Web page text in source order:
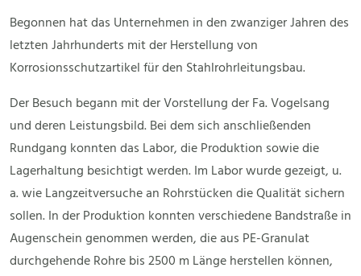
Begonnen hat das Unternehmen in den zwanziger Jahren des
letzten Jahrhunderts mit der Herstellung von
Korrosionsschutzartikel für den Stahlrohrleitungsbau.
Der Besuch begann mit der Vorstellung der Fa. Vogelsang
und deren Leistungsbild. Bei dem sich anschließenden
Rundgang konnten das Labor, die Produktion sowie die
Lagerhaltung besichtigt werden. Im Labor wurde gezeigt, u.
a. wie Langzeitversuche an Rohrstücken die Qualität sichern
sollen. In der Produktion konnten verschiedene Bandstraße in
Augenschein genommen werden, die aus PE-Granulat
durchgehende Rohre bis 2500 m Länge herstellen können,